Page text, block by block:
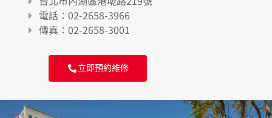
電話：02-2658-3966
傳真：02-2658-3001
立即預約維修